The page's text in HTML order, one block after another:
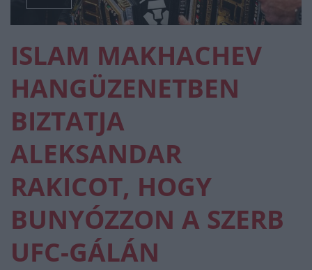
ISLAM MAKHACHEV
HANGÜZENETBEN
BIZTATJA
ALEKSANDAR
RAKICOT, HOGY
BUNYÓZZON A SZERB
UFC-GÁLÁN